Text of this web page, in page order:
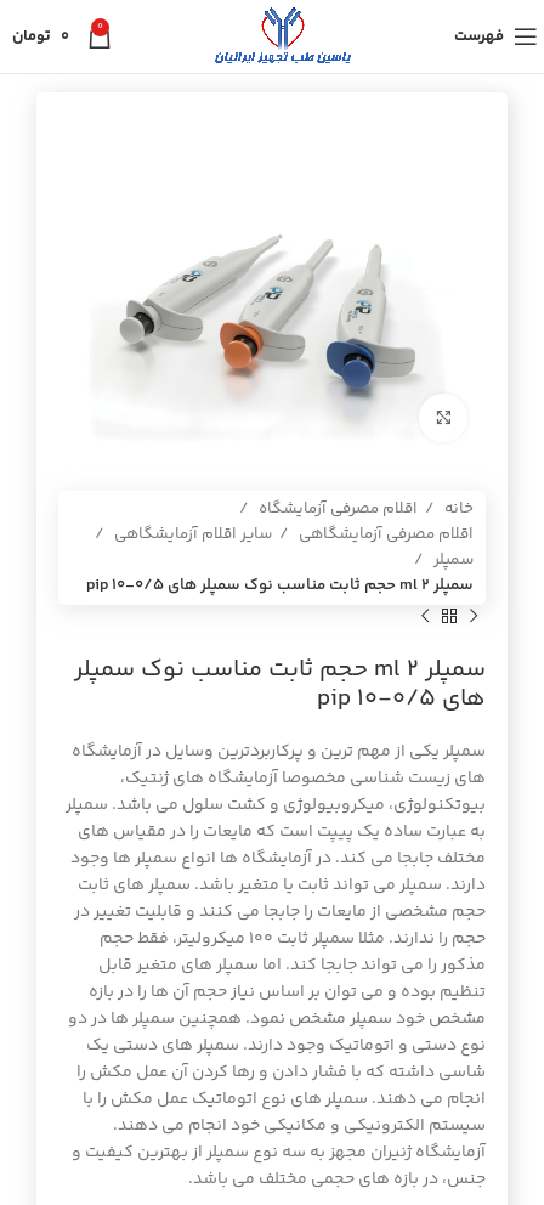
فهرست 0
0 تومان
خانه
اقلام مصرفی آزمایشگاه
اقلام مصرفی آزمایشگاهی
سایر اقلام آزمایشگاهی
سمپلر
سمپلر 2 ml حجم ثابت مناسب نوك سمپلر هاي 0/5-10 pip
سمپلر 2 ml حجم ثابت مناسب نوك سمپلر
هاي 0/5-10 pip
سمپلر یکی از مهم ترین و پرکاربردترین وسایل در آزمایشگاه
های زیست شناسی مخصوصا آزمایشگاه های ژنتیک،
بیوتکنولوژی، میکروبیولوژی و کشت سلول می باشد. سمپلر
به عبارت ساده یک پیپت است که مایعات را در مقیاس های
مختلف جابجا می کند. در آزمایشگاه ها انواع سمپلر ها وجود
دارند. سمپلر می تواند ثابت یا متغیر باشد. سمپلر های ثابت
حجم مشخصی از مایعات را جابجا می کنند و قابلیت تغییر در
حجم را ندارند. مثلا سمپلر ثابت 100 میکرولیتر، فقط حجم
مذکور را می تواند جابجا کند. اما سمپلر های متغیر قابل
تنظیم بوده و می توان بر اساس نیاز حجم آن ها را در بازه
مشخص خود سمپلر مشخص نمود. همچنین سمپلر ها در دو
نوع دستی و اتوماتیک وجود دارند. سمپلر های دستی یک
شاسی داشته که با فشار دادن و رها کردن آن عمل مکش را
انجام می دهند. سمپلر های نوع اتوماتیک عمل مکش را با
سیستم الکترونیکی و مکانیکی خود انجام می دهند.
آزمایشگاه ژنیران مجهز به سه نوع سمپلر از بهترین کیفیت و
جنس، در بازه های حجمی مختلف می باشد.